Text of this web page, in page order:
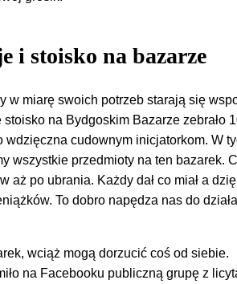
i stoisko na bazarze
w miarę swoich potrzeb starają się
na Bydgoskim Bazarze zebrało
cudownym inicjatorkom. W
wszystkie przedmioty na ten bazarek.
aż po ubrania. Każdy dał co miał a
To dobro napędza nas do
wciąż mogą dorzucić coś od siebie.
na Facebooku publiczną grupę z